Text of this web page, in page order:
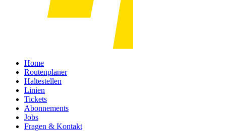
Home
Routenplaner
Haltestellen
Linien
Tickets
Abonnements
Jobs
Fragen & Kontakt